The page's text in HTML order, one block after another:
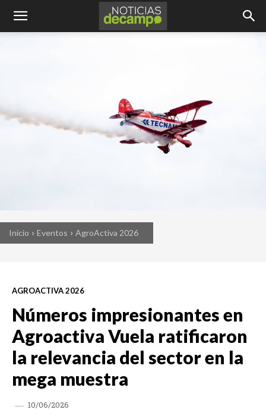
Inicio Eventos AgroActiva 2026
AGROACTIVA 2026
Números impresionantes en
Agroactiva Vuela ratificaron
la relevancia del sector en la
mega muestra
10/06/2026